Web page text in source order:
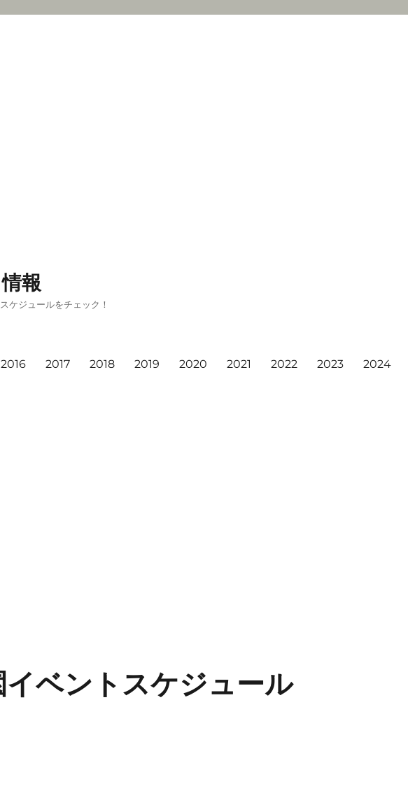
報
ケジュールをチェック！
2016 2017 2018 2019 2020 2021 2022 2023 2024
ベントスケジュール